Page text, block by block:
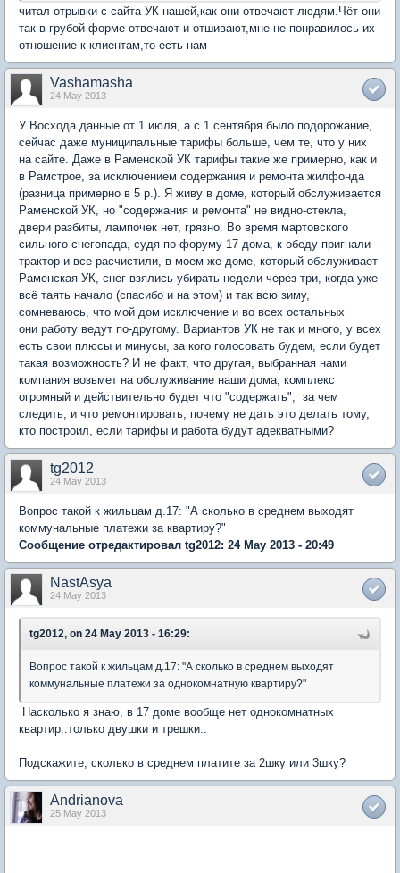
читал отрывки с сайта УК нашей,как они отвечают людям.Чёт они
так в грубой форме отвечают и отшивают,мне не понравилось их
отношение к клиентам,то-есть нам
Vashamasha
24 May 2013
У Восхода данные от 1 июля, а с 1 сентября было подорожание,
сейчас даже муниципальные тарифы больше, чем те, что у них
на сайте. Даже в Раменской УК тарифы такие же примерно, как и
в Рамстрое, за исключением содержания и ремонта жилфонда
(разница примерно в 5 р.). Я живу в доме, который обслуживается
Раменской УК, но "содержания и ремонта" не видно-стекла,
двери разбиты, лампочек нет, грязно. Во время мартовского
сильного снегопада, судя по форуму 17 дома, к обеду пригнали
трактор и все расчистили, в моем же доме, который обслуживает
Раменская УК, снег взялись убирать недели через три, когда уже
всё таять начало (спасибо и на этом) и так всю зиму,
сомневаюсь, что мой дом исключение и во всех остальных
они работу ведут по-другому. Вариантов УК не так и много, у всех
есть свои плюсы и минусы, за кого голосовать будем, если будет
такая возможность? И не факт, что другая, выбранная нами
компания возьмет на обслуживание наши дома, комплекс
огромный и действительно будет что "содержать", за чем
следить, и что ремонтировать, почему не дать это делать тому,
кто построил, если тарифы и работа будут адекватными?
tg2012
24 May 2013
Вопрос такой к жильцам д.17: "А сколько в среднем выходят
коммунальные платежи за квартиру?"
Сообщение отредактировал tg2012: 24 May 2013 - 20:49
NastAsya
24 May 2013
tg2012, on 24 May 2013 - 16:29:
Вопрос такой к жильцам д.17: "А сколько в среднем выходят
коммунальные платежи за однокомнатную квартиру?"
Насколько я знаю, в 17 доме вообще нет однокомнатных
квартир..только двушки и трешки..
Подскажите, сколько в среднем платите за 2шку или 3шку?
Andrianova
25 May 2013